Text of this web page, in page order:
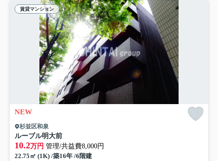
賃貸マンション
NEW
杉並区和泉
ルーブル明大前
10.2万円 管理/共益費8,000円
22.75㎡ (1K) /築16年 /6階建